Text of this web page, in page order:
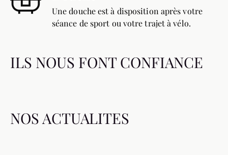
Une douche est à disposition après votre
séance de sport ou votre trajet à vélo.
ILS NOUS FONT CONFIANCE
NOS ACTUALITES